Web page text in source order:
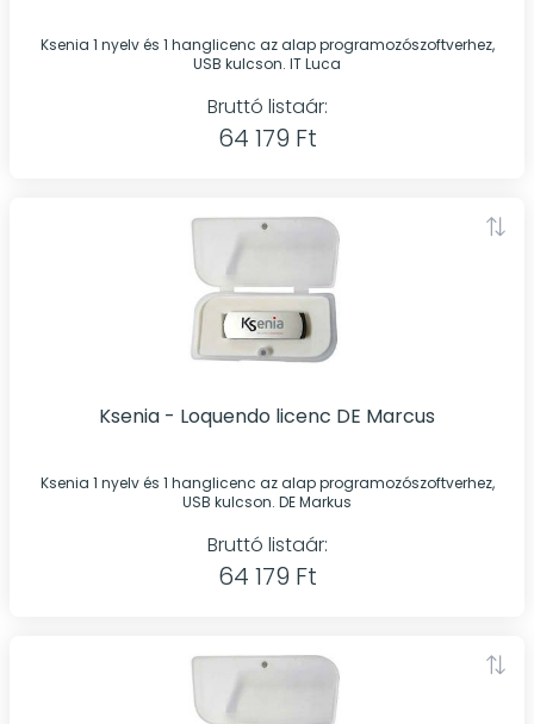
Ksenia 1 nyelv és 1 hanglicenc az alap programozószoftverhez,
USB kulcson. IT Luca
Bruttó listaár:
64 179 Ft
Ksenia - Loquendo licenc DE Marcus
Ksenia 1 nyelv és 1 hanglicenc az alap programozószoftverhez,
USB kulcson. DE Markus
Bruttó listaár:
64 179 Ft